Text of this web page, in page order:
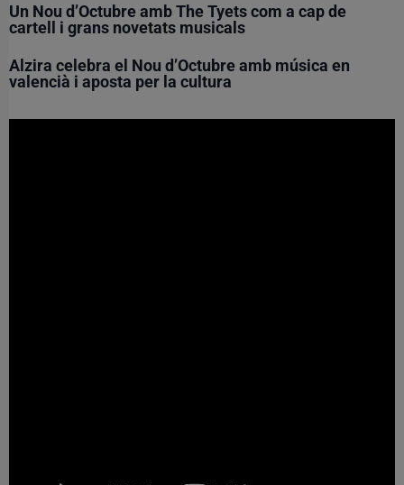
Un Nou d’Octubre amb The Tyets com a cap de
cartell i grans novetats musicals
Alzira celebra el Nou d’Octubre amb música en
valencià i aposta per la cultura